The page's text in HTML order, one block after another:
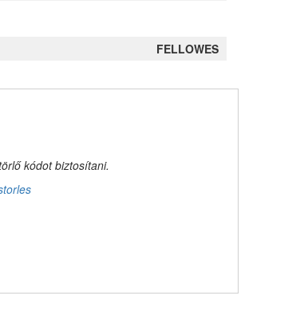
FELLOWES
kódot biztosítani.